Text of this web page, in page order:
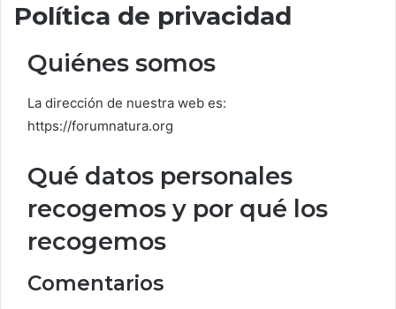
Política de privacidad
Quiénes somos
La dirección de nuestra web es:
https://forumnatura.org
Qué datos personales
recogemos y por qué los
recogemos
Comentarios